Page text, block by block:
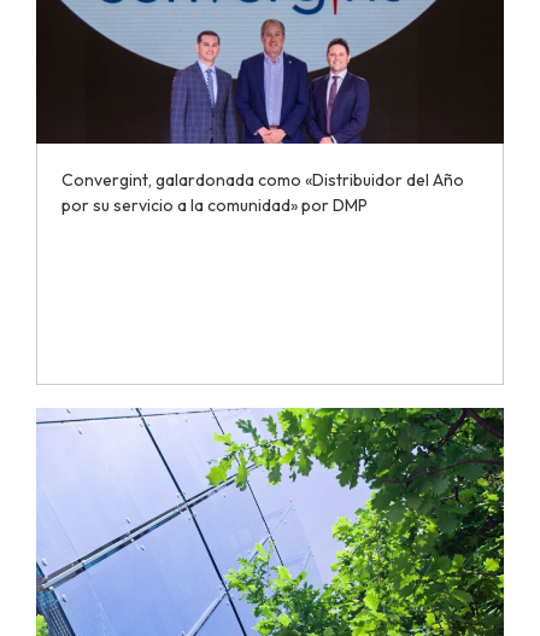
Convergint, galardonada como «Distribuidor del Año
por su servicio a la comunidad» por DMP